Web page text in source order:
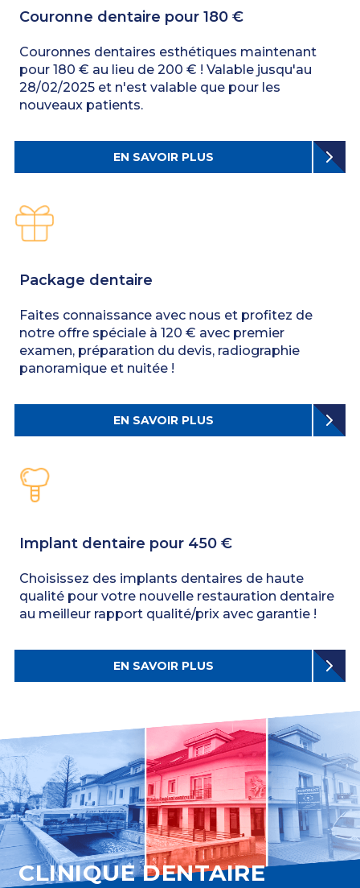
Couronne dentaire pour 180 €
Couronnes dentaires esthétiques maintenant
pour 180 € au lieu de 200 € ! Valable jusqu'au
28/02/2025 et n'est valable que pour les
nouveaux patients.
EN SAVOIR PLUS
Package dentaire
Faites connaissance avec nous et profitez de
notre offre spéciale à 120 € avec premier
examen, préparation du devis, radiographie
panoramique et nuitée !
EN SAVOIR PLUS
Implant dentaire pour 450 €
Choisissez des implants dentaires de haute
qualité pour votre nouvelle restauration dentaire
au meilleur rapport qualité/prix avec garantie !
EN SAVOIR PLUS
CLINIQUE DENTAIRE